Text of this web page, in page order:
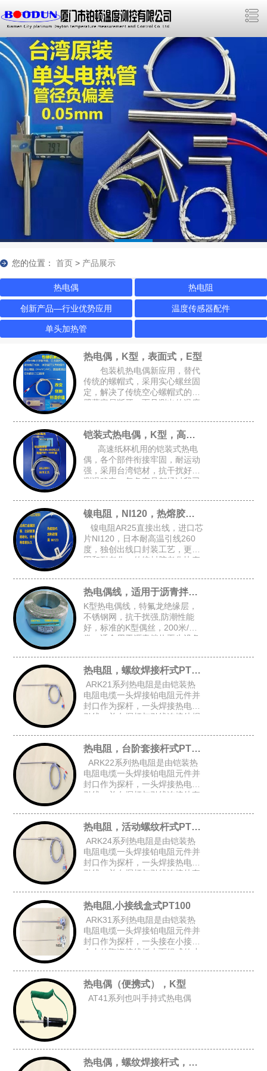
您的位置： 首页 > 产品展示
热电偶 热电阻
创新产品—行业优势应用 温度传感器配件
单头加热管
热电偶，K型，表面式，E型
包装机热电偶新应用，替代
传统的螺帽式，采用实心螺丝固
定，解决了传统空心螺帽式的牙
壁薄容易断牙，而且测出的温度
的锁孔，安装空间要求小，适合
包装设备的加热磨具，热封刀铠装式热电偶，K型，高速纸杯机K型偶
高速纸杯机用的铠装式热电
偶，各个部件衔接牢固，耐运动
强，采用台湾铠材，抗干扰好，
测温稳定，每条产品都经过我司
检测，确保每条产品都是完好的
才能出厂
镍电阻，NI120，热熔胶机胶管感温头
镍电阻AR25直接出线，进口芯
片NI120，日本耐高温引线260
度，独创出线口封装工艺，更牢
固和耐老化，传统封胶老化快寿
5*30，4*30
热电偶线，适用于沥青拌热再生设备
K型热电偶线，特氟龙绝缘层，
不锈钢网，抗干扰强,防潮性能
好，标准的K型偶丝，200米/
卷，适合用于沥青拌热再生设备
合
热电阻，螺纹焊接杆式PT100
ARK21系列热电阻是由铠装热
电阻电缆一头焊接铂电阻元件并
封口作为探杆，一头焊接热电阻
引线，并在探杆与引线连接处焊
纹焊接杆式铠装热电阻。
热电阻，台阶套接杆式PT100
ARK22系列热电阻是由铠装热
电阻电缆一头焊接铂电阻元件并
封口作为探杆，一头焊接热电阻
引线，并在探杆与引线连接处套
阶套接杆式铠装热电阻。
热电阻，活动螺纹杆式PT100
ARK24系列热电阻是由铠装热
电阻电缆一头焊接铂电阻元件并
封口作为探杆，一头焊接热电阻
引线，并在探杆与引线连接处套
上活动螺纹而组成的活动螺纹杆
式铠装热电阻。
热电阻,小接线盒式PT100
ARK31系列热电阻是由铠装热
电阻电缆一头焊接铂电阻元件并
封口作为探杆，一头接在小接线
盒内的陶瓷接线板上而组成的小
热电偶（便携式），K型
AT41系列也叫手持式热电偶
热电偶，螺纹焊接杆式，K型